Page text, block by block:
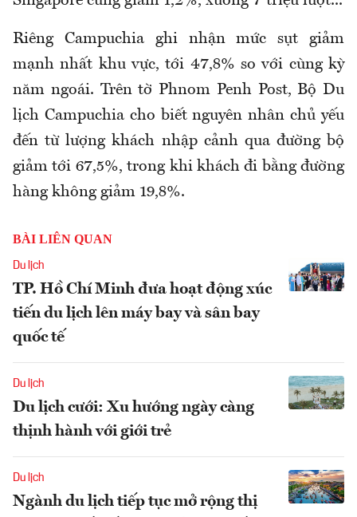
Riêng Campuchia ghi nhận mức sụt giảm
mạnh nhất khu vực, tới 47,8% so với cùng kỳ
năm ngoái. Trên tờ Phnom Penh Post, Bộ Du
lịch Campuchia cho biết nguyên nhân chủ yếu
đến từ lượng khách nhập cảnh qua đường bộ
giảm tới 67,5%, trong khi khách đi bằng đường
hàng không giảm 19,8%.
BÀI LIÊN QUAN
Du lịch
TP. Hồ Chí Minh đưa hoạt động xúc
tiến du lịch lên máy bay và sân bay
quốc tế
Du lịch
Du lịch cưới: Xu hướng ngày càng
thịnh hành với giới trẻ
Du lịch
Ngành du lịch tiếp tục mở rộng thị